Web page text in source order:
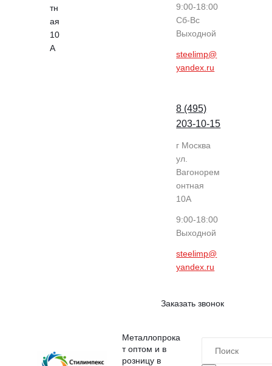
тн
ая
10
А
9:00-18:00
Cб-Вс
Выходной
steelimp@
yandex.ru
8 (495)
203-10-15
г Москва
ул.
Вагонорем
онтная
10А
9:00-18:00
Выходной
steelimp@
yandex.ru
Заказать звонок
Металлопрока
т оптом и в
розницу в